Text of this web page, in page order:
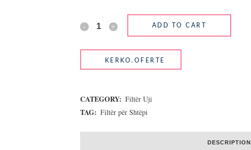
ADD TO CART
CATEGORY: Filtër Uji
TAG: Filtër për Shtëpi
DESCRIPTION